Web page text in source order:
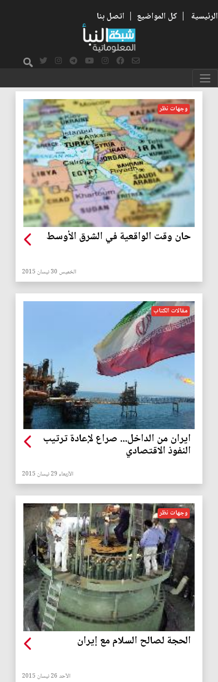
الرئيسية | كل المواضيع | اتصل بنا
نووي ايران
وجهات نظر
حان وقت الواقعية في الشرق الأوسط
الخميس 30 نيسان 2015
مقالات الكتاب
ايران من الداخل... صراع لإعادة ترتيب
النفوذ الاقتصادي
الأربعاء 29 نيسان 2015
وجهات نظر
الحجة لصالح السلام مع إيران
الأحد 26 نيسان 2015